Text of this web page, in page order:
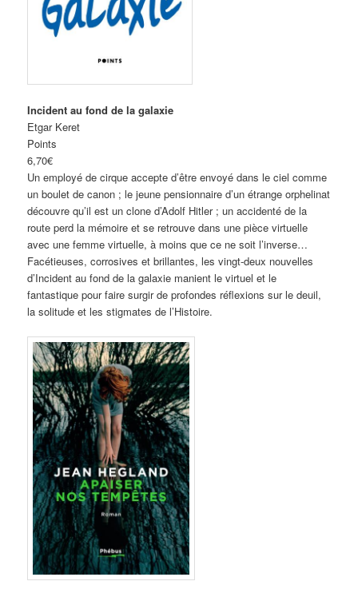
Incident au fond de la galaxie
Etgar Keret
Points
6,70€
Un employé de cirque accepte d’être envoyé dans le ciel comme
un boulet de canon ; le jeune pensionnaire d’un étrange orphelinat
découvre qu’il est un clone d’Adolf Hitler ; un accidenté de la
route perd la mémoire et se retrouve dans une pièce virtuelle
avec une femme virtuelle, à moins que ce ne soit l’inverse…
Facétieuses, corrosives et brillantes, les vingt-deux nouvelles
d’Incident au fond de la galaxie manient le virtuel et le
fantastique pour faire surgir de profondes réflexions sur le deuil,
la solitude et les stigmates de l’Histoire.